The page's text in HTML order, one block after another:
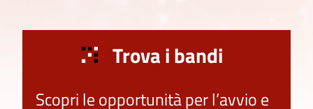
Trova i bandi
Scopri le opportunità per l’avvio e